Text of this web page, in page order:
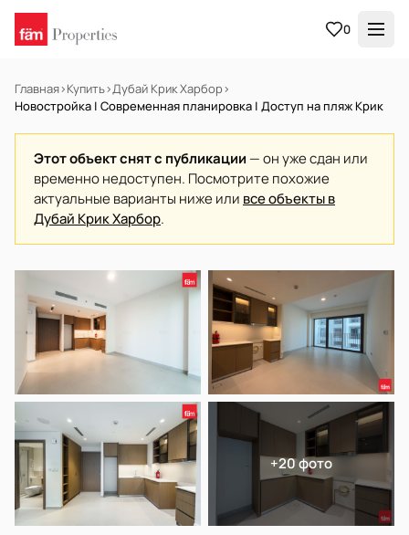
0
Главная›Купить›Дубай Крик Харбор›
Новостройка | Современная планировка | Доступ на пляж Крик
Этот объект снят с публикации — он уже сдан или
временно недоступен. Посмотрите похожие
актуальные варианты ниже или все объекты в
Дубай Крик Харбор.
Готов к заселению
+20 фото